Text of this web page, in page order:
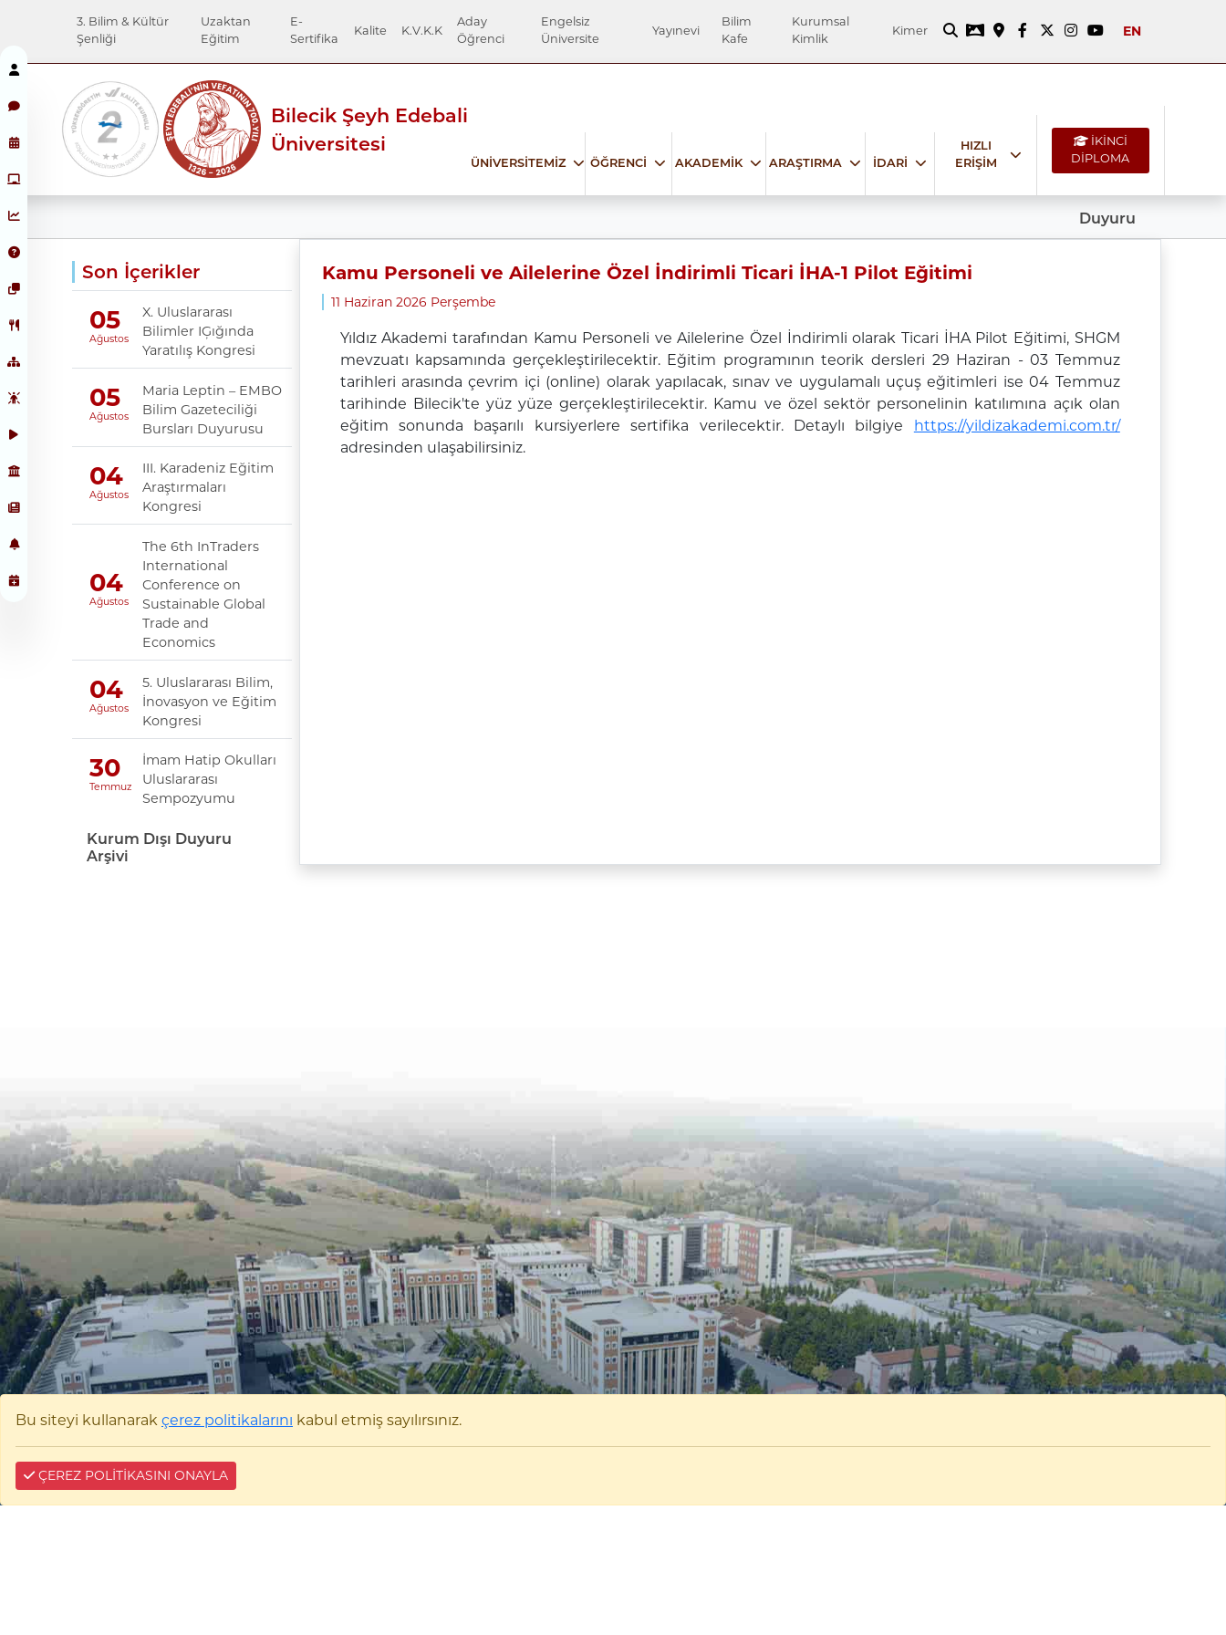
3. Bilim & Kültür
Şenliği
Uzaktan
Eğitim
E-
Sertifika
Kalite K.V.K.K
Aday
Öğrenci
Engelsiz
Üniversite
Yayınevi
Bilim
Kafe
Kurumsal
Kimlik
Kimer EN
Bilecik Şeyh Edebali
Üniversitesi
ÜNİVERSİTEMİZ ÖĞRENCİ AKADEMİK ARAŞTIRMA İDARİ
HIZLI
ERİŞİM
İKİNCİ
DİPLOMA
Duyuru
Son İçerikler
05
Ağustos
X. Uluslararası
Bilimler IĢığında
Yaratılış Kongresi
05
Ağustos
Maria Leptin – EMBO
Bilim Gazeteciliği
Bursları Duyurusu
04
Ağustos
III. Karadeniz Eğitim
Araştırmaları
Kongresi
04
Ağustos
The 6th InTraders
International
Conference on
Sustainable Global
Trade and
Economics
04
Ağustos
5. Uluslararası Bilim,
İnovasyon ve Eğitim
Kongresi
30
Temmuz
İmam Hatip Okulları
Uluslararası
Sempozyumu
Kurum Dışı Duyuru
Arşivi
Kamu Personeli ve Ailelerine Özel İndirimli Ticari İHA-1 Pilot Eğitimi
11 Haziran 2026 Perşembe
Yıldız Akademi tarafından Kamu Personeli ve Ailelerine Özel İndirimli olarak Ticari İHA Pilot Eğitimi, SHGM
mevzuatı kapsamında gerçekleştirilecektir. Eğitim programının teorik dersleri 29 Haziran - 03 Temmuz
tarihleri arasında çevrim içi (online) olarak yapılacak, sınav ve uygulamalı uçuş eğitimleri ise 04 Temmuz
tarihinde Bilecik'te yüz yüze gerçekleştirilecektir. Kamu ve özel sektör personelinin katılımına açık olan
eğitim sonunda başarılı kursiyerlere sertifika verilecektir. Detaylı bilgiye https://yildizakademi.com.tr/
adresinden ulaşabilirsiniz.
Bu siteyi kullanarak çerez politikalarını kabul etmiş sayılırsınız.
ÇEREZ POLİTİKASINI ONAYLA